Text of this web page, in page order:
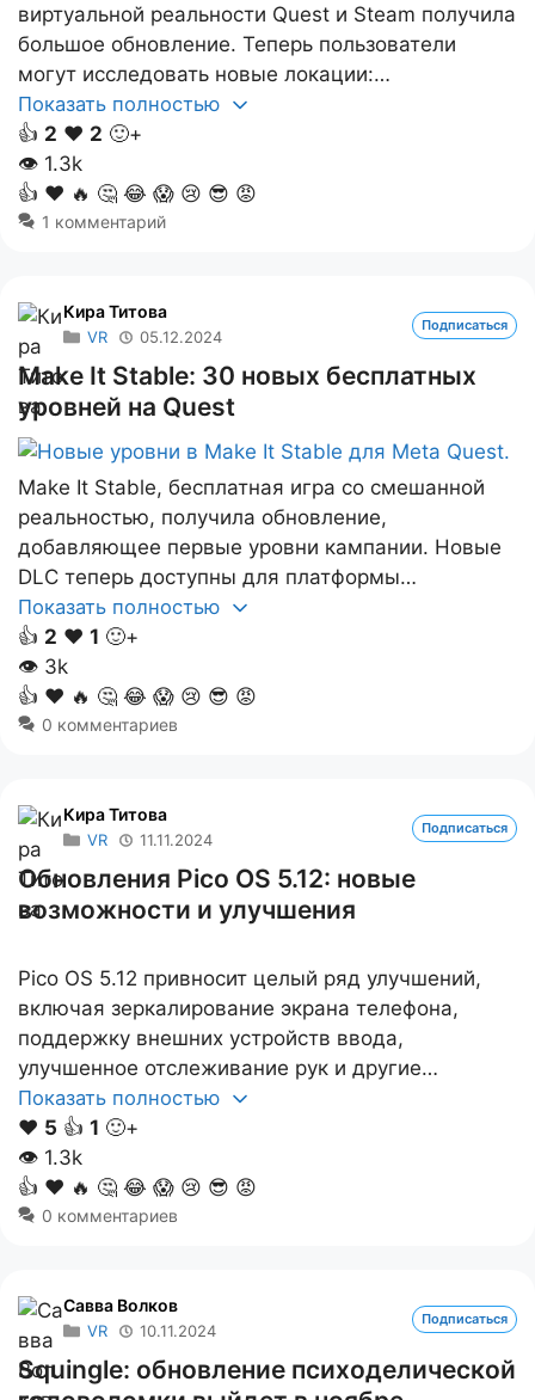
виртуальной реальности Quest и Steam получила
большое обновление. Теперь пользователи
могут исследовать новые локации:…
Показать полностью
👍 2 ❤️ 2 🙂+
👁 1.3k
👍 ❤️ 🔥 🤔 😂 😱 😢 😎 😡
1 комментарий
Кира Титова
VR 05.12.2024
Подписаться
Make It Stable: 30 новых бесплатных
уровней на Quest
Make It Stable, бесплатная игра со смешанной
реальностью, получила обновление,
добавляющее первые уровни кампании. Новые
DLC теперь доступны для платформы…
Показать полностью
👍 2 ❤️ 1 🙂+
👁 3k
👍 ❤️ 🔥 🤔 😂 😱 😢 😎 😡
0 комментариев
Кира Титова
VR 11.11.2024
Подписаться
Обновления Pico OS 5.12: новые
возможности и улучшения
Pico OS 5.12 привносит целый ряд улучшений,
включая зеркалирование экрана телефона,
поддержку внешних устройств ввода,
улучшенное отслеживание рук и другие…
Показать полностью
❤️ 5 👍 1 🙂+
👁 1.3k
👍 ❤️ 🔥 🤔 😂 😱 😢 😎 😡
0 комментариев
Савва Волков
VR 10.11.2024
Подписаться
Squingle: обновление психоделической